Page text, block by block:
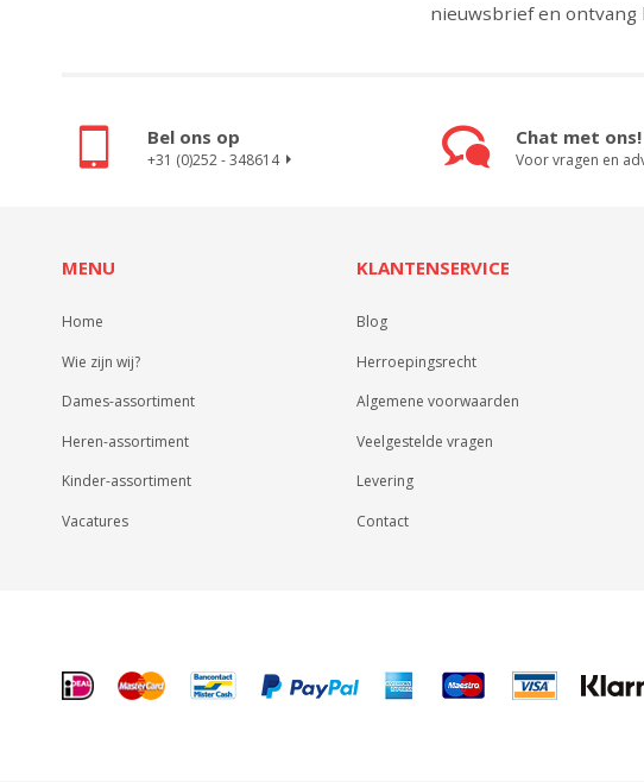
nieuwsbrief en ontvang
Bel ons op
+31 (0)252 - 348614
Chat met ons!
Voor vragen en
MENU
Home
Wie zijn wij?
Dames-assortiment
Heren-assortiment
Kinder-assortiment
Vacatures
KLANTENSERVICE
Blog
Herroepingsrecht
Algemene voorwaarden
Veelgestelde vragen
Levering
Contact